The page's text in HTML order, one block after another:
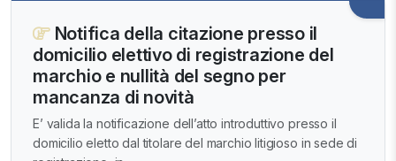
Notifica della citazione presso il
domicilio elettivo di registrazione del
marchio e nullità del segno per
mancanza di novità
E’ valida la notificazione dell’atto introduttivo presso il
domicilio eletto dal titolare del marchio litigioso in sede di